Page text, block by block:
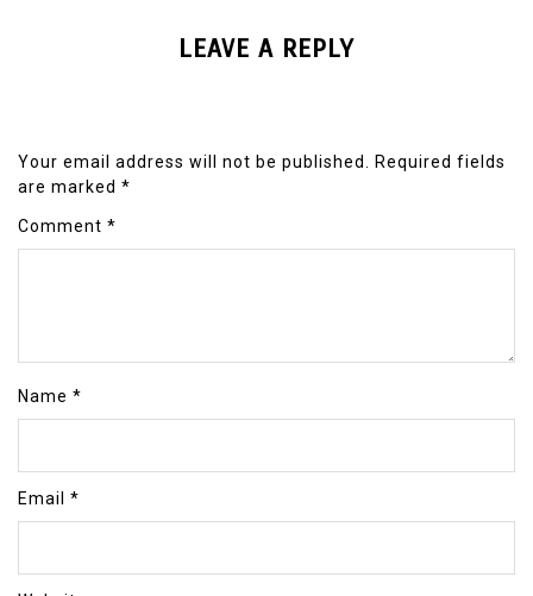
LEAVE A REPLY
Your email address will not be published.
Required fields
are marked *
Comment *
Name *
Email *